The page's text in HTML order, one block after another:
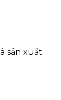
sản xuất.